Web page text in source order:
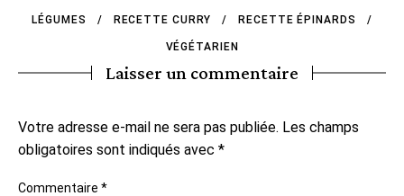
LÉGUMES RECETTE CURRY RECETTE ÉPINARDS
VÉGÉTARIEN
Laisser un commentaire
Votre adresse e-mail ne sera pas publiée. Les champs
obligatoires sont indiqués avec *
Commentaire *